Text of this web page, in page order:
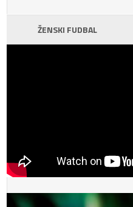
ŽENSKI FUDBAL